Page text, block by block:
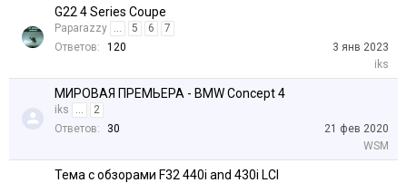
G22 4 Series Coupe
Paparazzy ... 5 6
7
Ответов:
120
3 янв 2023
iks
МИРОВАЯ ПРЕМЬЕРА - BMW Concept 4
iks ...
2
Ответов:
30
21 фев 2020
WSM
Тема с обзорами F32 440i and 430i LCI